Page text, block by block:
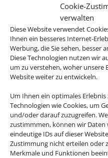
Cookie-
verwalten
Diese Website verwendet
Ihnen ein besseres Internet-
Werbung, die Sie sehen, besser
Diese Technologien nutzen wir
um zu verstehen, woher unsere
Website weiter zu entwickeln.
Um Ihnen ein optimales
Technologien wie Cookies, um
und/oder darauf zuzugreifen.
zustimmmen, können wir Daten
eindeutige IDs auf dieser
Zustimmung nicht erteilen oder
Merkmale und Funktionen
Flexibilität. Die
Ihren Urlaub
Wählen Sie aus